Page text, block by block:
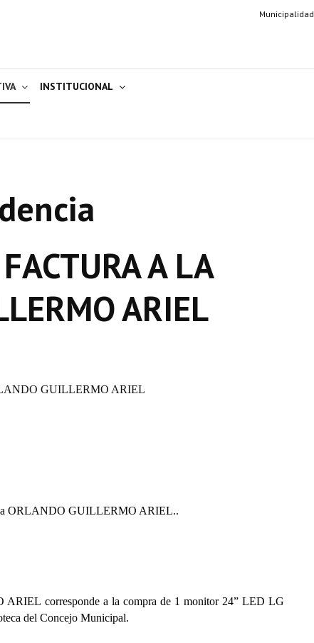
Municipalidad
INSTITUCIONAL
A LA
ARIEL
GUILLERMO ARIEL
ORLANDO GUILLERMO ARIEL..
corresponde a la compra de 1 monitor 24” LED LG
del Concejo Municipal.